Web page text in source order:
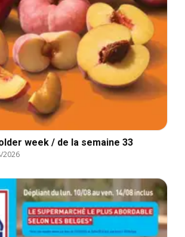
week / de la semaine 33
2026